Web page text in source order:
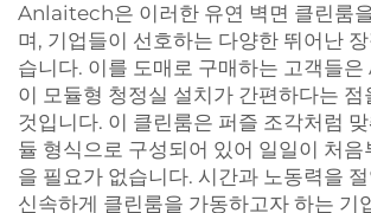
Anlaitech은 이러한 유연 벽면 클린룸
며, 기업들이 선호하는 다양한 뛰어난
습니다. 이를 도매로 구매하는 고객들
이 모듈형 청정실 설치가 간편하다는 점
것입니다. 이 클린룸은 퍼즐 조각처럼
듈 형식으로 구성되어 있어 일일이 처음
을 필요가 없습니다. 시간과 노동력을
신속하게 클린룸을 가동하고자 하는 기